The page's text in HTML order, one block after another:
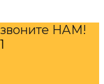
НАМ!